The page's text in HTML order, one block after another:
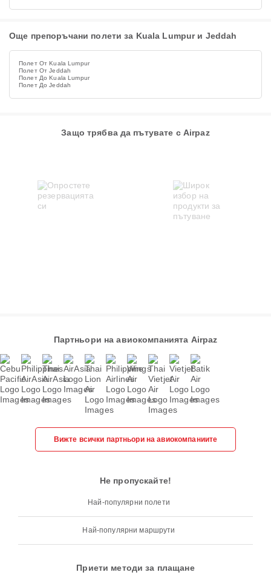
Още препоръчани полети за Kuala Lumpur и Jeddah
Полет От Kuala Lumpur
Полет От Jeddah
Полет До Kuala Lumpur
Полет До Jeddah
Защо трябва да пътувате с Airpaz
Партньори на авиокомпанията Airpaz
Вижте всички партньори на авиокомпаниите
Не пропускайте!
Най-популярни полети
Най-популярни маршрути
Приети методи за плащане